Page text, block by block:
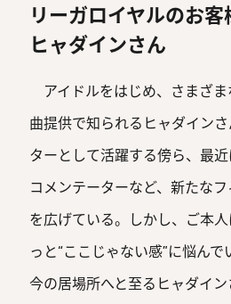
リーガロイヤルのお客
ヒャダインさん
アイドルをはじめ、さまざま
曲提供で知られるヒャダイン
ターとして活躍する傍ら、最
コメンテーターなど、新たな
を広げている。しかし、ご本
っと“ここじゃない感”に悩んで
今の居場所へと至るヒャダイ